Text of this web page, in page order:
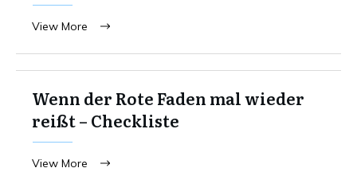
View More
Wenn der Rote Faden mal wieder
reißt – Checkliste
View More